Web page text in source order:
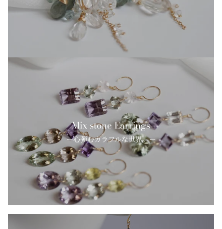
Mix stone Earrings
ー心弾むカラフルな世界。ー